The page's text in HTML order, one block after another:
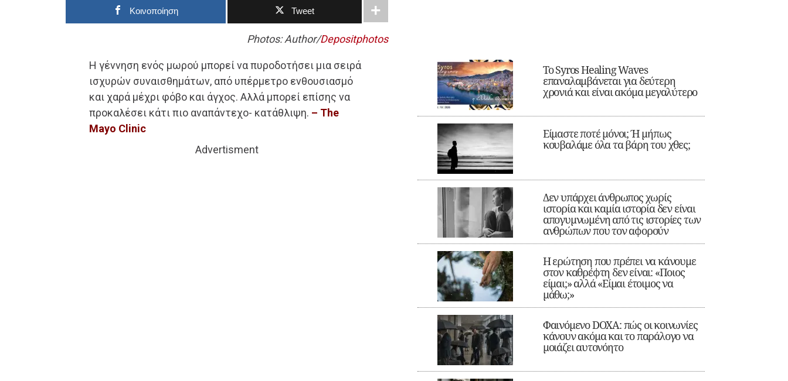
Κοινοποίηση Tweet
Photos: Author/Depositphotos
Η γέννηση ενός μωρού μπορεί να πυροδοτήσει μια σειρά
ισχυρών συναισθημάτων, από υπέρμετρο ενθουσιασμό
και χαρά μέχρι φόβο και άγχος. Αλλά μπορεί επίσης να
προκαλέσει κάτι πιο αναπάντεχο- κατάθλιψη. – The
Mayo Clinic
Advertisment
Το Syros Healing Waves
επαναλαμβάνεται για δεύτερη
χρονιά και είναι ακόμα μεγαλύτερο
Είμαστε ποτέ μόνοι; Ή μήπως
κουβαλάμε όλα τα βάρη του χθες;
Δεν υπάρχει άνθρωπος χωρίς
ιστορία και καμία ιστορία δεν είναι
απογυμνωμένη από τις ιστορίες των
ανθρώπων που τον αφορούν
Η ερώτηση που πρέπει να κάνουμε
στον καθρέφτη δεν είναι: «Ποιος
είμαι;» αλλά «Είμαι έτοιμος να
μάθω;»
Φαινόμενο DOXA: πώς οι κοινωνίες
κάνουν ακόμα και το παράλογο να
μοιάζει αυτονόητο